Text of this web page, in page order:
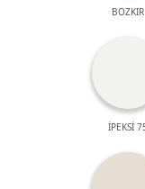
BOZKIR
İPEKSİ